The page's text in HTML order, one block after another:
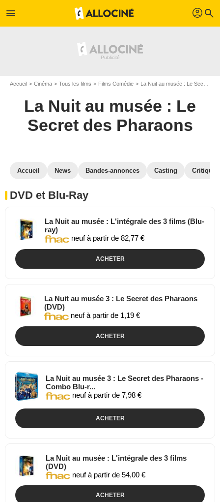
menu profil search
Accueil Cinéma Tous les films Films Comédie La Nuit au musée : Le Secret des Pharaons
La Nuit au musée : Le
Secret des Pharaons
Accueil News Bandes-annonces Casting
DVD et Blu-Ray
La Nuit au musée : L'intégrale des 3 films (Blu-
ray)
neuf à partir de 82,77 €
ACHETER
La Nuit au musée 3 : Le Secret des Pharaons
(DVD)
neuf à partir de 1,19 €
ACHETER
La Nuit au musée 3 : Le Secret des Pharaons -
Combo Blu-r...
neuf à partir de 7,98 €
ACHETER
La Nuit au musée : L'intégrale des 3 films
(DVD)
neuf à partir de 54,00 €
ACHETER